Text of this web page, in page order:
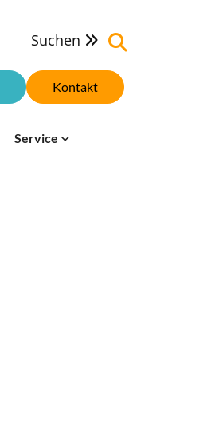
Suchen 
Kontakt
Service